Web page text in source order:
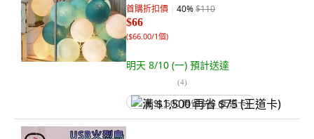
首購折扣價 40%$110
$66
($66.00/1個)
明天 8/10 (一) 預計送達
(4)
满 $1,500 再省 $75 (王道卡)